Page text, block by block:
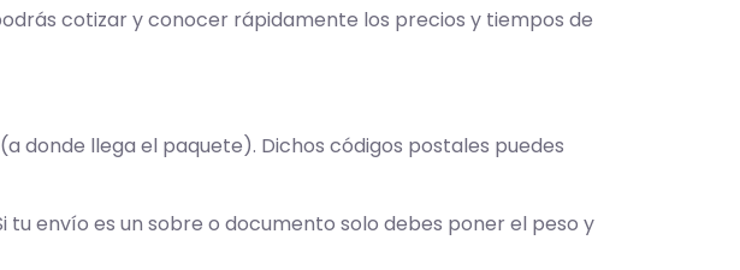
cotizar y conocer rápidamente los precios y tiempos de
donde llega el paquete). Dichos códigos postales puedes
envío es un sobre o documento solo debes poner el peso y